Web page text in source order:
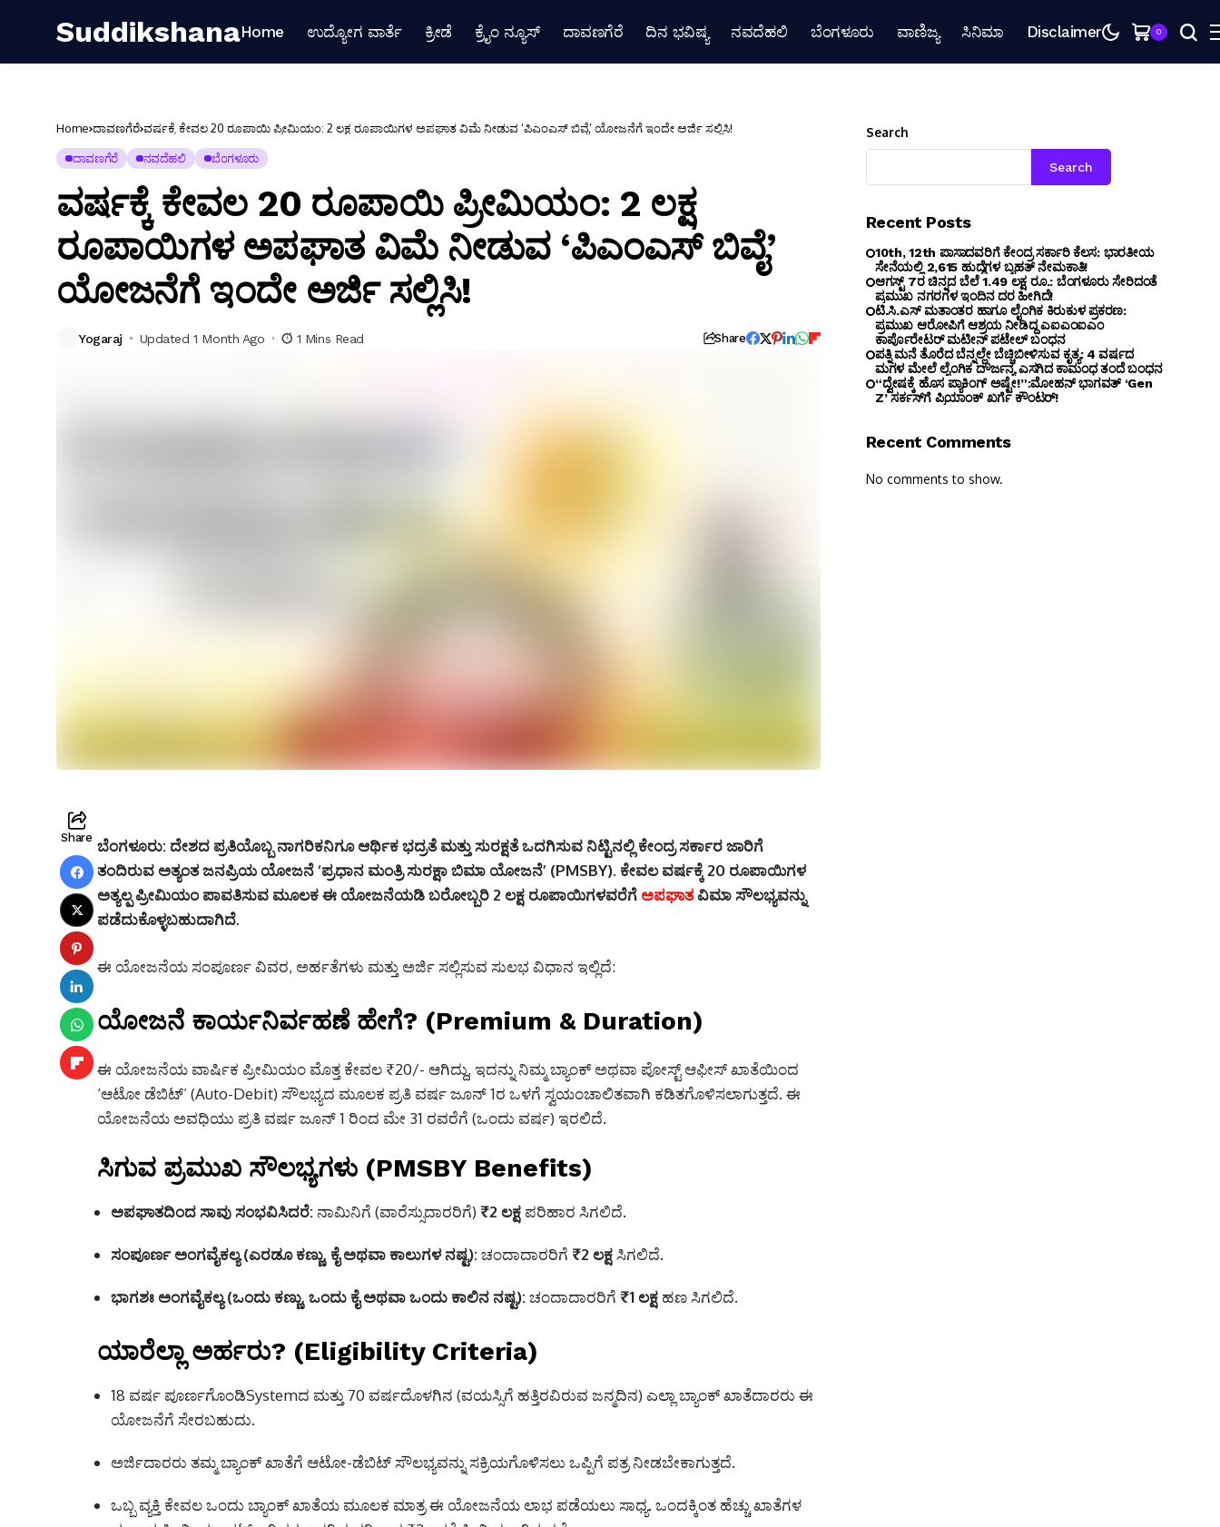
SuddikshanaHome ಉದ್ಯೋಗ ವಾರ್ತೆ ಕ್ರೀಡೆ ಕ್ರೈಂ ನ್ಯೂಸ್ ದಾವಣಗೆರೆ ದಿನ ಭವಿಷ್ಯ ನವದೆಹಲಿ ಬೆಂಗಳೂರು ವಾಣಿಜ್ಯ ಸಿನಿಮಾ Disclaimer 0
Home ದಾವಣಗೆರೆ ವರ್ಷಕ್ಕೆ ಕೇವಲ 20 ರೂಪಾಯಿ ಪ್ರೀಮಿಯಂ: 2 ಲಕ್ಷ ರೂಪಾಯಿಗಳ ಅಪಘಾತ ವಿಮೆ ನೀಡುವ ‘ಪಿಎಂಎಸ್ ಬಿವೈ’ ಯೋಜನೆಗೆ ಇಂದೇ ಅರ್ಜಿ ಸಲ್ಲಿಸಿ!
ದಾವಣಗೆರೆ ನವದೆಹಲಿ ಬೆಂಗಳೂರು
ವರ್ಷಕ್ಕೆ ಕೇವಲ 20 ರೂಪಾಯಿ ಪ್ರೀಮಿಯಂ: 2 ಲಕ್ಷ
ರೂಪಾಯಿಗಳ ಅಪಘಾತ ವಿಮೆ ನೀಡುವ ‘ಪಿಎಂಎಸ್ ಬಿವೈ’
ಯೋಜನೆಗೆ ಇಂದೇ ಅರ್ಜಿ ಸಲ್ಲಿಸಿ!
Yogaraj Updated 1 Month Ago 1 Mins Read Share
Share ಬೆಂಗಳೂರು: ದೇಶದ ಪ್ರತಿಯೊಬ್ಬ ನಾಗರಿಕನಿಗೂ ಆರ್ಥಿಕ ಭದ್ರತೆ ಮತ್ತು ಸುರಕ್ಷತೆ ಒದಗಿಸುವ ನಿಟ್ಟಿನಲ್ಲಿ ಕೇಂದ್ರ ಸರ್ಕಾರ ಜಾರಿಗೆ
ತಂದಿರುವ ಅತ್ಯಂತ ಜನಪ್ರಿಯ ಯೋಜನೆ ‘ಪ್ರಧಾನ ಮಂತ್ರಿ ಸುರಕ್ಷಾ ಬಿಮಾ ಯೋಜನೆ’ (PMSBY). ಕೇವಲ ವರ್ಷಕ್ಕೆ 20 ರೂಪಾಯಿಗಳ
ಅತ್ಯಲ್ಪ ಪ್ರೀಮಿಯಂ ಪಾವತಿಸುವ ಮೂಲಕ ಈ ಯೋಜನೆಯಡಿ ಬರೋಬ್ಬರಿ 2 ಲಕ್ಷ ರೂಪಾಯಿಗಳವರೆಗೆ ಅಪಘಾತವಿಮಾ ಸೌಲಭ್ಯವನ್ನು
ಪಡೆದುಕೊಳ್ಳಬಹುದಾಗಿದೆ.
ಈ ಯೋಜನೆಯ ಸಂಪೂರ್ಣ ವಿವರ, ಅರ್ಹತೆಗಳು ಮತ್ತು ಅರ್ಜಿ ಸಲ್ಲಿಸುವ ಸುಲಭ ವಿಧಾನ ಇಲ್ಲಿದೆ:
ಯೋಜನೆ ಕಾರ್ಯನಿರ್ವಹಣೆ ಹೇಗೆ? (Premium & Duration)
ಈ ಯೋಜನೆಯ ವಾರ್ಷಿಕ ಪ್ರೀಮಿಯಂ ಮೊತ್ತ ಕೇವಲ ₹20/- ಆಗಿದ್ದು, ಇದನ್ನು ನಿಮ್ಮ ಬ್ಯಾಂಕ್ ಅಥವಾ ಪೋಸ್ಟ್ ಆಫೀಸ್ ಖಾತೆಯಿಂದ
‘ಆಟೋ ಡೆಬಿಟ್’ (Auto-Debit) ಸೌಲಭ್ಯದ ಮೂಲಕ ಪ್ರತಿ ವರ್ಷ ಜೂನ್ 1ರ ಒಳಗೆ ಸ್ವಯಂಚಾಲಿತವಾಗಿ ಕಡಿತಗೊಳಿಸಲಾಗುತ್ತದೆ. ಈ
ಯೋಜನೆಯ ಅವಧಿಯು ಪ್ರತಿ ವರ್ಷ ಜೂನ್ 1 ರಿಂದ ಮೇ 31 ರವರೆಗೆ (ಒಂದು ವರ್ಷ) ಇರಲಿದೆ.
ಸಿಗುವ ಪ್ರಮುಖ ಸೌಲಭ್ಯಗಳು (PMSBY Benefits)
ಅಪಘಾತದಿಂದ ಸಾವು ಸಂಭವಿಸಿದರೆ: ನಾಮಿನಿಗೆ (ವಾರೆಸ್ಸುದಾರರಿಗೆ) ₹2 ಲಕ್ಷ ಪರಿಹಾರ ಸಿಗಲಿದೆ.
ಸಂಪೂರ್ಣ ಅಂಗವೈಕಲ್ಯ (ಎರಡೂ ಕಣ್ಣು, ಕೈ ಅಥವಾ ಕಾಲುಗಳ ನಷ್ಟ):ಚಂದಾದಾರರಿಗೆ ₹2 ಲಕ್ಷಸಿಗಲಿದೆ.
ಭಾಗಶಃ ಅಂಗವೈಕಲ್ಯ (ಒಂದು ಕಣ್ಣು, ಒಂದು ಕೈ ಅಥವಾ ಒಂದು ಕಾಲಿನ ನಷ್ಟ):ಚಂದಾದಾರರಿಗೆ ₹1 ಲಕ್ಷ ಹಣ ಸಿಗಲಿದೆ.
ಯಾರೆಲ್ಲಾ ಅರ್ಹರು? (Eligibility Criteria)
18 ವರ್ಷ ಪೂರ್ಣಗೊಂಡಿSystemದ ಮತ್ತು 70 ವರ್ಷದೊಳಗಿನ (ವಯಸ್ಸಿಗೆ ಹತ್ತಿರವಿರುವ ಜನ್ಮದಿನ) ಎಲ್ಲಾ ಬ್ಯಾಂಕ್ ಖಾತೆದಾರರು ಈ
ಯೋಜನೆಗೆ ಸೇರಬಹುದು.
ಅರ್ಜಿದಾರರು ತಮ್ಮ ಬ್ಯಾಂಕ್ ಖಾತೆಗೆ ಆಟೋ-ಡೆಬಿಟ್ ಸೌಲಭ್ಯವನ್ನು ಸಕ್ರಿಯಗೊಳಿಸಲು ಒಪ್ಪಿಗೆ ಪತ್ರ ನೀಡಬೇಕಾಗುತ್ತದೆ.
ಒಬ್ಬ ವ್ಯಕ್ತಿ ಕೇವಲ ಒಂದು ಬ್ಯಾಂಕ್ ಖಾತೆಯ ಮೂಲಕ ಮಾತ್ರ ಈ ಯೋಜನೆಯ ಲಾಭ ಪಡೆಯಲು ಸಾಧ್ಯ. ಒಂದಕ್ಕಿಂತ ಹೆಚ್ಚು ಖಾತೆಗಳ
Search
Search
Recent Posts
10th, 12th ಪಾಸಾದವರಿಗೆ ಕೇಂದ್ರ ಸರ್ಕಾರಿ ಕೆಲಸ: ಭಾರತೀಯ
ಸೇನೆಯಲ್ಲಿ 2,615 ಹುದ್ದೆಗಳ ಬೃಹತ್ ನೇಮಕಾತಿ!
ಆಗಸ್ಟ್ 7ರ ಚಿನ್ನದ ಬೆಲೆ 1.49 ಲಕ್ಷ ರೂ.: ಬೆಂಗಳೂರು ಸೇರಿದಂತೆ
ಪ್ರಮುಖ ನಗರಗಳ ಇಂದಿನ ದರ ಹೀಗಿದೆ!
ಟಿ.ಸಿ.ಎಸ್ ಮತಾಂತರ ಹಾಗೂ ಲೈಂಗಿಕ ಕಿರುಕುಳ ಪ್ರಕರಣ:
ಪ್ರಮುಖ ಆರೋಪಿಗೆ ಆಶ್ರಯ ನೀಡಿದ್ದ ಎಐಎಂಐಎಂ
ಕಾರ್ಪೊರೇಟರ್ ಮಟೀನ್ ಪಟೇಲ್ ಬಂಧನ
ಪತ್ನಿ ಮನೆ ತೊರೆದ ಬೆನ್ನಲ್ಲೇ ಬೆಚ್ಚಿಬೀಳಿಸುವ ಕೃತ್ಯ: 4 ವರ್ಷದ
ಮಗಳ ಮೇಲೆ ಲೈಂಗಿಕ ದೌರ್ಜನ್ಯ ಎಸಗಿದ ಕಾಮಂಧ ತಂದೆ ಬಂಧನ
“ದ್ವೇಷಕ್ಕೆ ಹೊಸ ಪ್ಯಾಕಿಂಗ್ ಅಷ್ಟೇ!”:ಮೋಹನ್ ಭಾಗವತ್‌ ‘Gen
Z’ ಸರ್ಕಸ್‌ಗೆ ಪ್ರಿಯಾಂಕ್ ಖರ್ಗೆ ಕೌಂಟರ್!
Recent Comments
No comments to show.